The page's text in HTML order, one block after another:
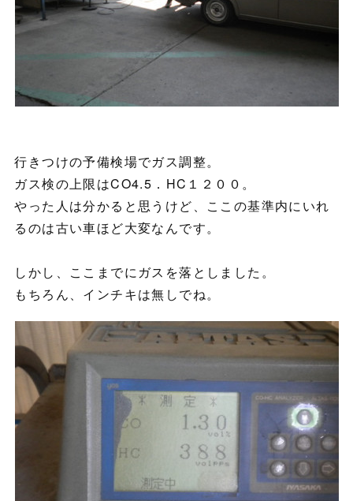
行きつけの予備検場でガス調整。
ガス検の上限はCO4.5．HC１２００。
やった人は分かると思うけど、ここの基準内にいれ
るのは古い車ほど大変なんです。
しかし、ここまでにガスを落としました。
もちろん、インチキは無しでね。